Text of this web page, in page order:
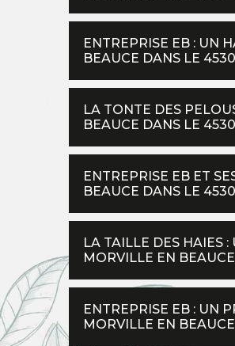
ENTREPRISE EB : UN
BEAUCE DANS LE
LA TONTE DES
BEAUCE DANS LE
ENTREPRISE EB ET
BEAUCE DANS LE
LA TAILLE DES HAIES
MORVILLE EN
ENTREPRISE EB : UN
MORVILLE EN